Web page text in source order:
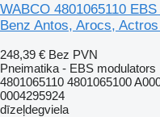
WABCO 4801065110
Benz Antos, Arocs,
248,39 € Bez PVN
Pneimatika - EBS modulators
4801065110 4801065100
0004295924
dīzeļdegviela